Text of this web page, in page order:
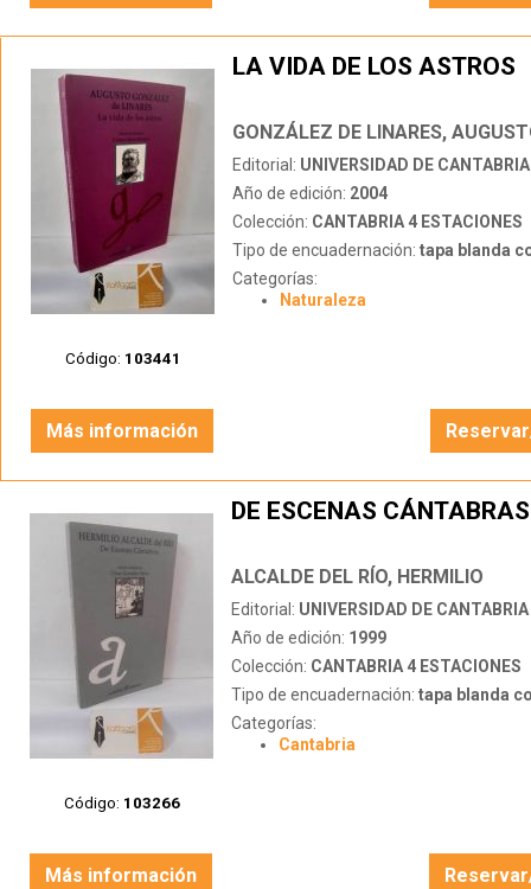
Código: 103441
LA VIDA DE LOS ASTROS
GONZÁLEZ DE LINARES,
Editorial: UNIVERSIDAD DE CANTABRIA
Año de edición: 2004
Colección: CANTABRIA 4 ESTACIONES
Tipo de encuadernación: tapa blanda
Categorías:
Naturaleza
Más información
Código: 103266
DE ESCENAS CÁNTABRAS
ALCALDE DEL RÍO, HERMILIO
Editorial: UNIVERSIDAD DE CANTABRIA
Año de edición: 1999
Colección: CANTABRIA 4 ESTACIONES
Tipo de encuadernación: tapa blanda
Categorías:
Cantabria
Más información